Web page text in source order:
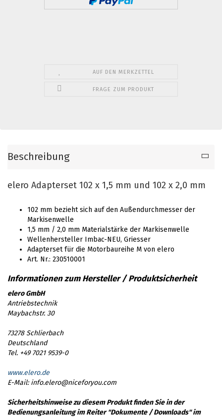
AUF DEN MERKZETTEL
FRAGE ZUM PRODUKT
Beschreibung
elero Adapterset 102 x 1,5 mm und 102 x 2,0 mm
102 mm bezieht sich auf den Außendurchmesser der
Markisenwelle
1,5 mm / 2,0 mm Materialstärke der Markisenwelle
Wellenhersteller Imbac-NEU, Griesser
Adapterset für die Motorbaureihe M von elero
Art. Nr.: 230510001
elero GmbH
Antriebstechnik
Maybachstr. 30
73278 Schlierbach
Deutschland
Tel. +49 7021 9539-0
www.elero.de
E-Mail: info.elero@niceforyou.com
Sicherheitshinweise zu diesem Produkt finden Sie in der
Bedienungsanleitung im Reiter "Dokumente / Downloads" im